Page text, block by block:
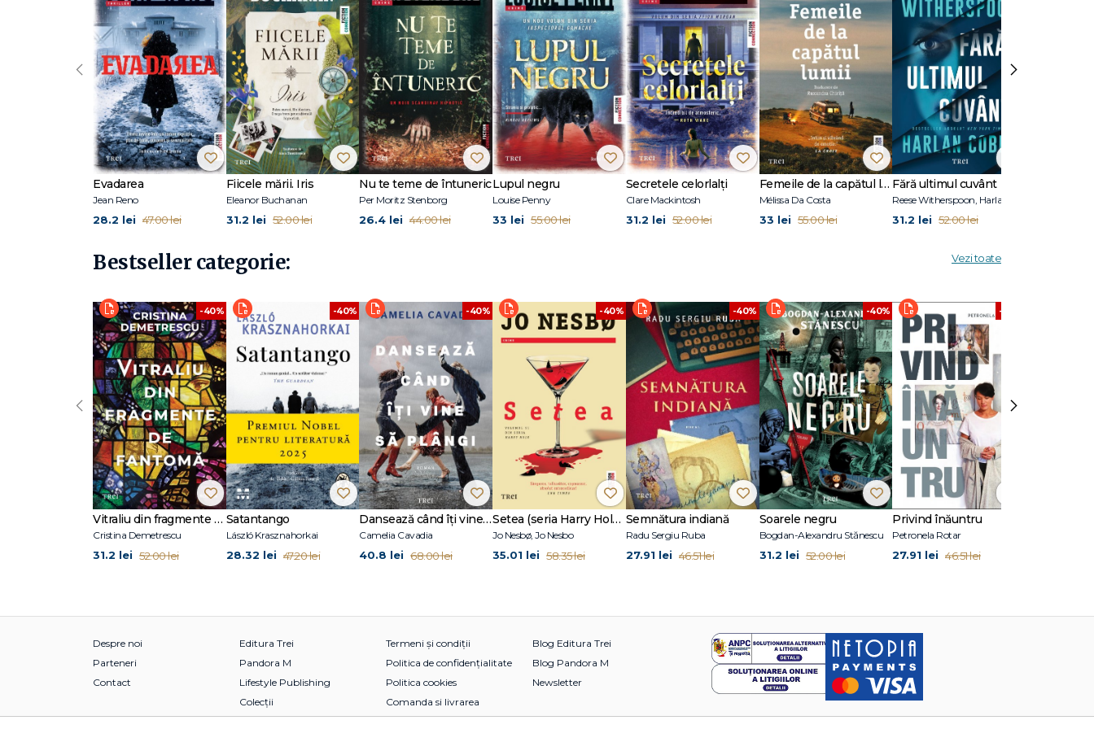
„O lectură fabulos de captivantă! Cu inteligență și farmec, Laura Wood creează o lume magică în care cititorii își vor dori să se afunde.
Legatura extraordinară dintre surori, traseul vindecării și povestea de dragoste desfașurată treptat demonstrează cum poate să te
bulverseze cu totul iubirea.“ – Cristina Lauren, autoarea bestsellerului Paradis de împrumut
Laura Wood este o autoare apreciată de cărți pentru copii și young adult. Sub vraja ta e primul ei roman pentru adulți. Are un doctorat în
literatura secolului al XIX-lea și locuiește în Anglia, în Warwickshire, împreună cu soțul ei și cațelul lor, Bea.
O puteți urmări la LauraClareWood.com.
Evadarea
Jean Reno
28.2 lei 47.00 lei
Fiicele mării. Iris
Eleanor Buchanan
31.2 lei 52.00 lei
Nu te teme de întuneric
Per Moritz Stenborg
26.4 lei 44.00 lei
Lupul negru
Louise Penny
33 lei 55.00 lei
Secretele celorlalți
Clare Mackintosh
31.2 lei 52.00 lei
Femeile de la capătul lumii
Mélissa Da Costa
33 lei 55.00 lei
Fără ultimul cuvânt
31.2 lei 52.00 lei
‹ ›
Bestseller categorie: Vezi toate
-40%
Vitraliu din fragmente de fantomă
Cristina Demetrescu
31.2 lei 52.00 lei
-40%
Satantango
László Krasznahorkai
28.32 lei 47.20 lei
-40%
Dansează când îți vine să plângi
Camelia Cavadia
40.8 lei 68.00 lei
-40%
Setea (seria Harry Hole, vol. 11)
Jo Nesbø, Jo Nesbo
35.01 lei 58.35 lei
-40%
Semnătura indiană
Radu Sergiu Ruba
27.91 lei 46.51 lei
-40%
Soarele negru
Bogdan-Alexandru Stănescu
31.2 lei 52.00 lei
-40%
Privind înăuntru
Petronela Rotar
27.91 lei 46.51 lei
‹ ›
Despre noi
Parteneri
Contact
Editura Trei
Pandora M
Lifestyle Publishing
Colecții
Termeni și condiții
Politica de confidențialitate
Politica cookies
Comanda si livrarea
Blog Editura Trei
Blog Pandora M
Newsletter